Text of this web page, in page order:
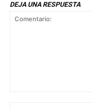
DEJA UNA RESPUESTA